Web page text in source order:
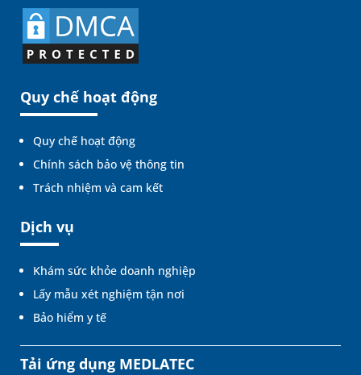
Quy chế hoạt động
Quy chế hoạt động
Chính sách bảo vệ thông tin
Trách nhiệm và cam kết
Dịch vụ
Khám sức khỏe doanh nghiệp
Lấy mẫu xét nghiệm tận nơi
Bảo hiểm y tế
Tải ứng dụng MEDLATEC